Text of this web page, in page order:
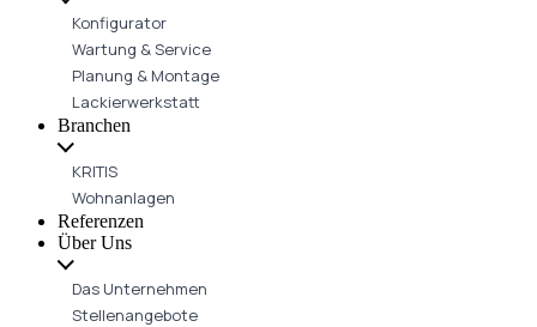
Konfigurator
Wartung & Service
Planung & Montage
Lackierwerkstatt
Branchen
KRITIS
Wohnanlagen
Referenzen
Über Uns
Das Unternehmen
Stellenangebote